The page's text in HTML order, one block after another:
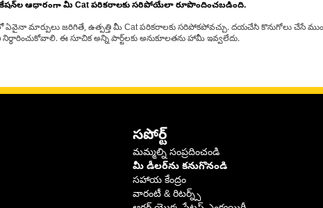
ఆధారంగా మీ Cat పరికరాలకు సరిపోయేలా రూపొందించబడింది.
మార్పులు జరిగితే, ఉత్పత్తి మీ Cat పరికరాలకు సరిపోకపోవచ్చు. దయచేసి కొనుగోలు చేసే
ఈ సూచిక అన్ని పార్ట్‌లకు అనుకూలతను హామీ ఇవ్వలేదు.
సపోర్ట్
మమ్మల్ని సంప్రదించండి
మీ డీలర్‌ను కనుగొనండి
సహాయ కేంద్రం
వారంటీ & రిటర్న్స్